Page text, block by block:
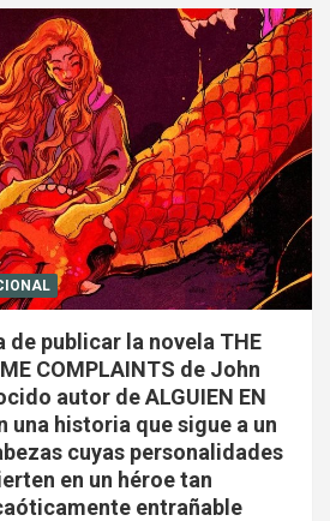
de publicar la novela THE
COMPLAINTS de John
autor de ALGUIEN EN
una historia que sigue a un
cuyas personalidades
en un héroe tan
entrañable